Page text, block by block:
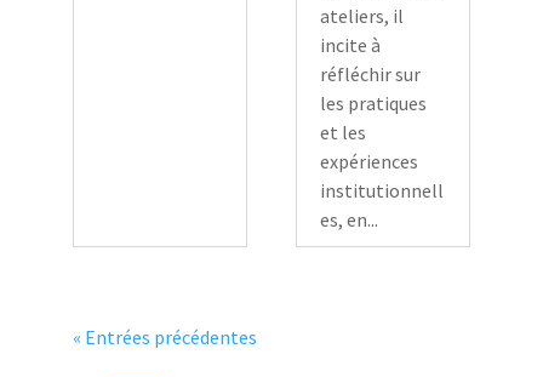
ateliers, il
incite à
réfléchir sur
les pratiques
et les
expériences
institutionnell
es, en...
« Entrées précédentes